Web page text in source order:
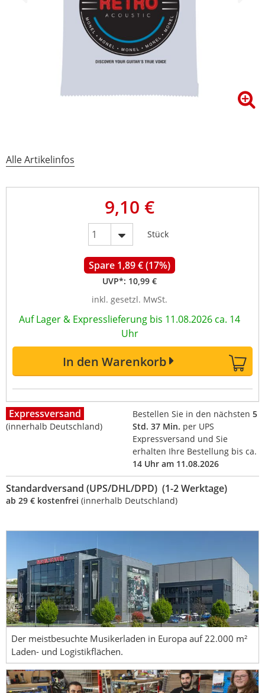
Alle Artikelinfos
9,10 €
Stück
Spare 1,89 € (17%)
UVP*: 10,99 €
inkl. gesetzl. MwSt.
Auf Lager & Expresslieferung bis 11.08.2026 ca. 14
Uhr
In den Warenkorb
Expressversand
(innerhalb Deutschland)
Bestellen Sie in den nächsten 5
Std. 37 Min. per UPS
Expressversand und Sie
erhalten Ihre Bestellung bis ca.
14 Uhr am 11.08.2026
Standardversand (UPS/DHL/DPD) (1-2 Werktage)
ab 29 € kostenfrei (innerhalb Deutschland)
Der meistbesuchte Musikerladen in Europa auf 22.000 m²
Laden- und Logistikflächen.